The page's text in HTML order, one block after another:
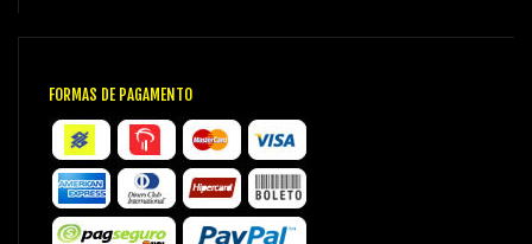
FORMAS DE PAGAMENTO